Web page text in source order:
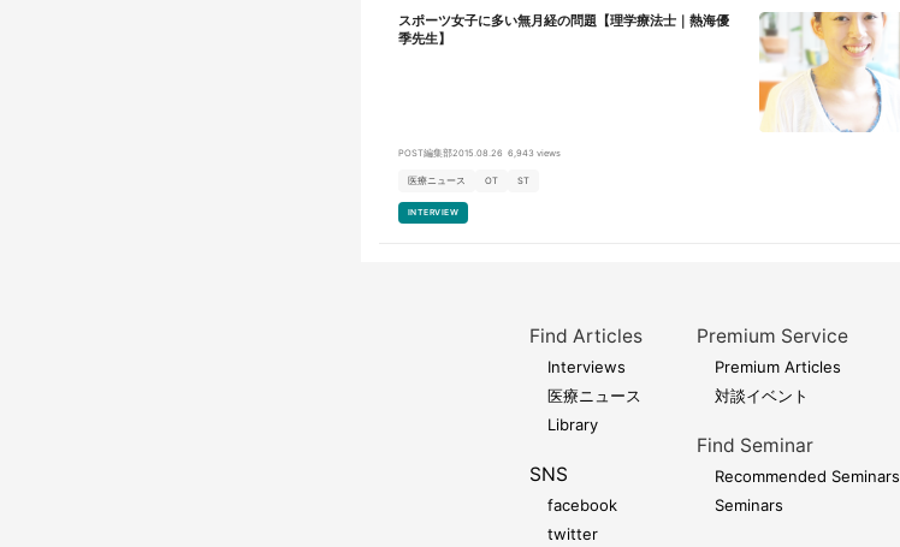
おります。 OJウェルネスセンターでは、ILC国際腰痛クリニックにて
治療、診察した方を対象に独自のウェルネスプログラムを行っている
る」ことが昨今わかってきました。 当施設を心待ちにしております患
者様をひとりでも多く受け入れていきたいと考えており、 弊社で
り】のため生活習慣、メンタル面を含め、身体全体の症状にアプロー
チし、心身ともに健幸な身体つくりを心がけております。患者様には
ます。 ※健幸・・・人生を健康な身体で幸せに生きること。
スポーツ女子に多い無月経の問題【理学療法士｜熱海優
季先生】
POST編集部2015.08.26 6,943 views
医療ニュース OT ST
INTERVIEW
Find Articles
Interviews
医療ニュース
Library
SNS
facebook
twitter
Premium Service
Premium Articles
対談イベント
Find Seminar
Recommended Seminars
Seminars